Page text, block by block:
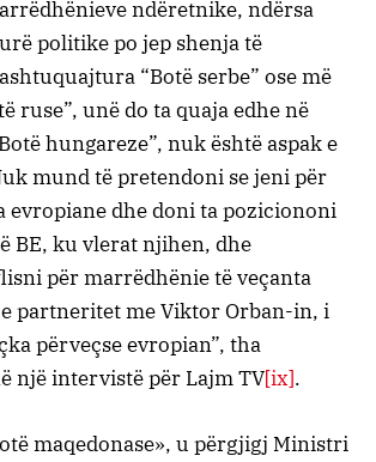
ndëretnike, ndërsa
politike po jep shenja të
“Botë serbe” ose më
ruse”, unë do ta quaja edhe në
hungareze”, nuk është aspak e
mund të pretendoni se jeni për
evropiane dhe doni ta poziciononi
BE, ku vlerat njihen, dhe
për marrëdhënie të veçanta
partneritet me Viktor Orban-in, i
përveçse evropian”, tha
një intervistë për Lajm TV[ix].
maqedonase», u përgjigj Ministri